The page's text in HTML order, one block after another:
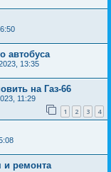
автобуса
13:35
на Газ-66
11:29
1 2 3 4
и ремонта